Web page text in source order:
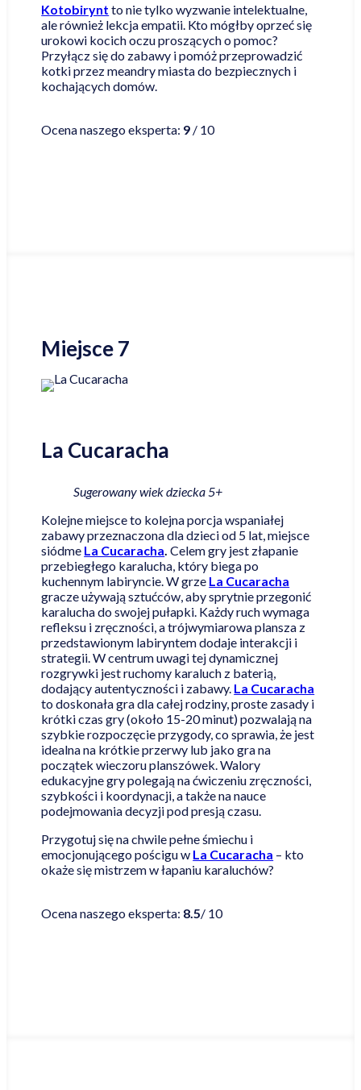
Kotobirynt to nie tylko wyzwanie intelektualne,
ale również lekcja empatii. Kto mógłby oprzeć się
urokowi kocich oczu proszących o pomoc?
Przyłącz się do zabawy i pomóż przeprowadzić
kotki przez meandry miasta do bezpiecznych i
kochających domów.
Ocena naszego eksperta: 9 / 10
Miejsce 7
La Cucaracha
Sugerowany wiek dziecka 5+
Kolejne miejsce to kolejna porcja wspaniałej
zabawy przeznaczona dla dzieci od 5 lat, miejsce
siódme La Cucaracha .Celem gry jest złapanie
przebiegłego karalucha, który biega po
kuchennym labiryncie. W grze La Cucaracha
gracze używają sztućców, aby sprytnie przegonić
karalucha do swojej pułapki. Każdy ruch wymaga
refleksu i zręczności, a trójwymiarowa plansza z
przedstawionym labiryntem dodaje interakcji i
strategii. W centrum uwagi tej dynamicznej
rozgrywki jest ruchomy karaluch z baterią,
dodający autentyczności i zabawy. La Cucaracha
to doskonała gra dla całej rodziny, proste zasady i
krótki czas gry (około 15-20 minut) pozwalają na
szybkie rozpoczęcie przygody, co sprawia, że jest
idealna na krótkie przerwy lub jako gra na
początek wieczoru planszówek. Walory
edukacyjne gry polegają na ćwiczeniu zręczności,
szybkości i koordynacji, a także na nauce
podejmowania decyzji pod presją czasu.
Przygotuj się na chwile pełne śmiechu i
emocjonującego pościgu w La Cucaracha – kto
okaże się mistrzem w łapaniu karaluchów?
Ocena naszego eksperta: 8.5/ 10